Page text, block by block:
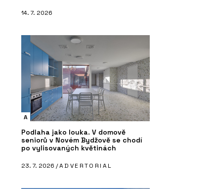
14. 7. 2026
A
Podlaha jako louka. V domově
seniorů v Novém Bydžově se chodí
po vylisovaných květinách
23. 7. 2026 /ADVERTORIAL